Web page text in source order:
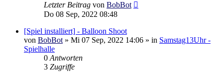
Letzter Beitrag von BobBot
Do 08 Sep, 2022 08:48
[Spiel installiert] - Balloon Shoot
von BobBot» Mi 07 Sep, 2022 14:06 » in Samstag13Uhr -
Spielhalle
0Antworten
3 Zugriffe